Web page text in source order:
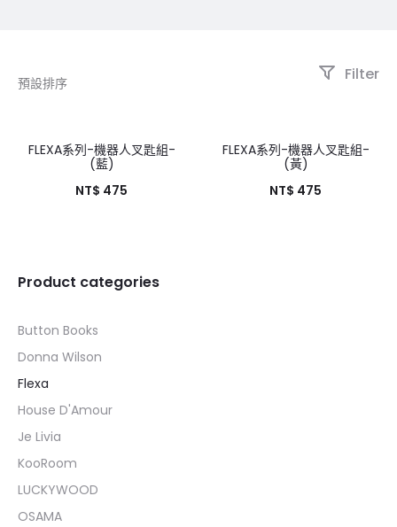
Filter
FLEXA系列-機器人叉匙組-
(藍)
NT$ 475
FLEXA系列-機器人叉匙組-
(黃)
NT$ 475
Product categories
Button Books
Donna Wilson
Flexa
House D'Amour
Je Livia
KooRoom
LUCKYWOOD
OSAMA